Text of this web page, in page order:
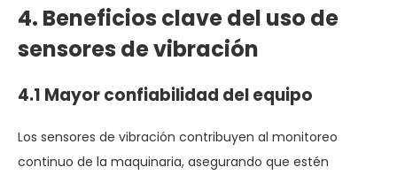
4. Beneficios clave del uso de
sensores de vibración
4.1 Mayor confiabilidad del equipo
Los sensores de vibración contribuyen al monitoreo
continuo de la maquinaria, asegurando que estén